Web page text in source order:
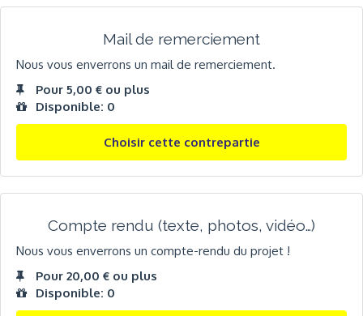
Mail de remerciement
Nous vous enverrons un mail de remerciement.
Pour 5,00 € ou plus
Disponible: 0
Choisir cette contrepartie
Compte rendu (texte, photos, vidéo…)
Nous vous enverrons un compte-rendu du projet !
Pour 20,00 € ou plus
Disponible: 0